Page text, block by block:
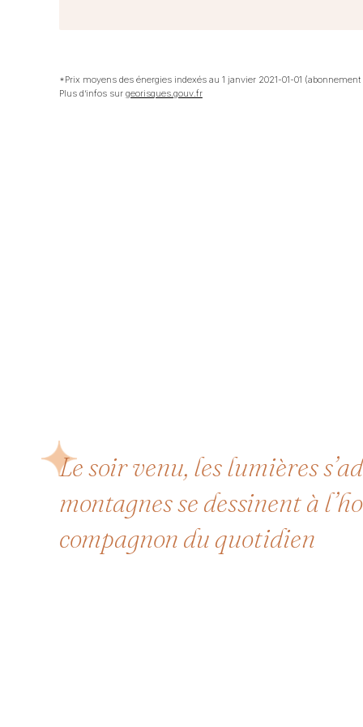
*Prix moyens des énergies indexés au 1 janvier 2021-01-01
Plus d’infos sur georisques.gouv.fr
Le soir venu, les lumières
montagnes se dessinent à
compagnon du quotidien